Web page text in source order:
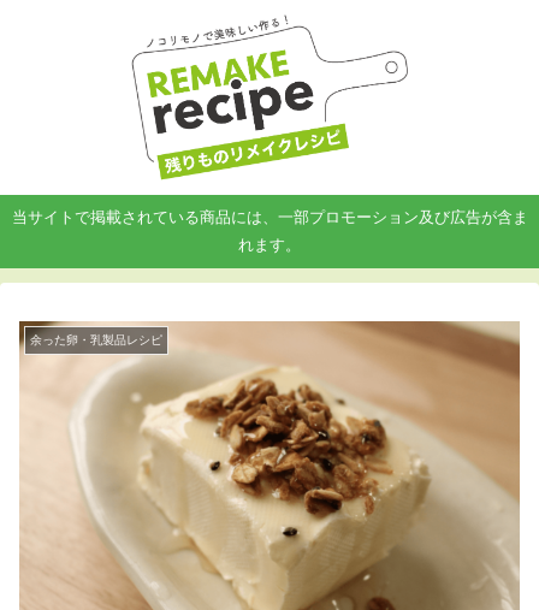
当サイトで掲載されている商品には、一部プロモーション及び広告が含ま
れます。
余った卵・乳製品レシピ